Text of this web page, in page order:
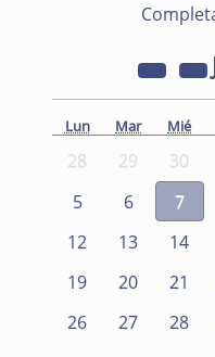
Lun Mar Mié
28 29 30
5
6 7
12
13 14
19
20 21
26
27 28